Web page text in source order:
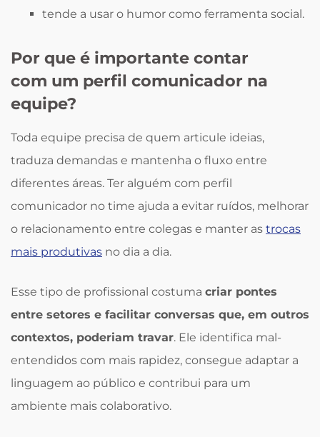
tende a usar o humor como ferramenta social.
Por que é importante contar
com um perfil comunicador na
equipe?
Toda equipe precisa de quem articule ideias,
traduza demandas e mantenha o fluxo entre
diferentes áreas. Ter alguém com perfil
comunicador no time ajuda a evitar ruídos, melhorar
o relacionamento entre colegas e manter as trocas
mais produtivas no dia a dia.
Esse tipo de profissional costuma criar pontes
entre setores e facilitar conversas que, em outros
contextos, poderiam travar. Ele identifica mal-
entendidos com mais rapidez, consegue adaptar a
linguagem ao público e contribui para um
ambiente mais colaborativo.